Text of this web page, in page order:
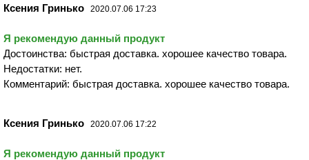
Ксения Гринько 2020.07.06 17:23
Я рекомендую данный продукт
Достоинства: быстрая доставка. хорошее качество товара.
Недостатки: нет.
Комментарий: быстрая доставка. хорошее качество товара.
Ксения Гринько 2020.07.06 17:22
Я рекомендую данный продукт